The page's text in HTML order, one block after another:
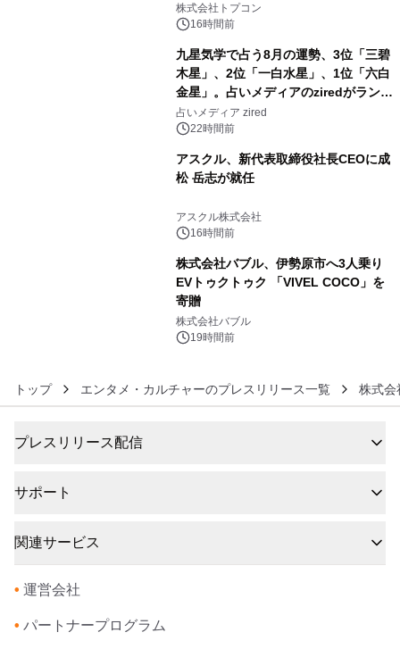
株式会社トプコン
16時間前
九星気学で占う8月の運勢、3位「三碧
木星」、2位「一白水星」、1位「六白
金星」。占いメディアのziredがランキ
ングを発表
占いメディア zired
22時間前
アスクル、新代表取締役社長CEOに成
松 岳志が就任
アスクル株式会社
16時間前
株式会社バブル、伊勢原市へ3人乗り
EVトゥクトゥク 「VIVEL COCO」を
寄贈
株式会社バブル
19時間前
トップ エンタメ・カルチャーのプレスリリース一覧 株式会
プレスリリース配信
サポート
関連サービス
• 運営会社
• パートナープログラム